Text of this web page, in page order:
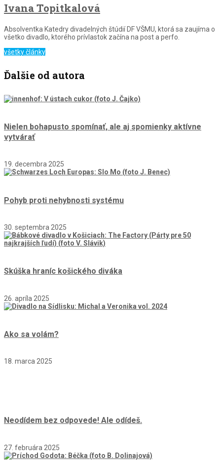
Ivana Topitkalová
Absolventka Katedry divadelných štúdií DF VŠMU, ktorá sa zaujíma o
všetko divadlo, ktorého prívlastok začína na post a perfo.
všetky články
Ďalšie od autora
Nielen bohapusto spomínať, ale aj spomienky aktívne
vytvárať
19. decembra 2025
Pohyb proti nehybnosti systému
30. septembra 2025
Skúška hraníc košického diváka
26. apríla 2025
Ako sa volám?
18. marca 2025
Neodídem bez odpovede! Ale odídeš.
27. februára 2025